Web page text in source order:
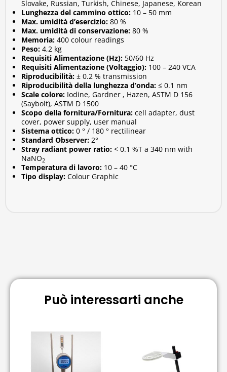
alla connessione Ethernet
Facile scambio degli adattatori per cuvette
Slovake, Russian, Turkish, Chinese, Japanese, Korean
Lunghezza del cammino ottico: 10 – 50 mm
Max. umidità d’esercizio: 80 %
Max. umidità di conservazione: 80 %
Memoria: 400 colour readings
Peso: 4,2 kg
Requisiti Alimentazione (Hz): 50/60 Hz
Requisiti Alimentazione (Voltaggio): 100 – 240 VCA
Riproducibilità: ± 0.2 % transmission
Riproducibilità della lunghezza d’onda: ≤ 0.1 nm
Scale colore: Iodine, Gardner , Hazen, ASTM D 156
(Saybolt), ASTM D 1500
Scopo della fornitura/Fornitura: cell adapter, dust
cover, power supply, user manual
Sistema ottico: 0 ° / 180 ° rectilinear
Standard Observer: 2°
Stray radiant power ratio: < 0.1 %T a 340 nm with
NaNO2
Temperatura di lavoro: 10 – 40 °C
Tipo display: Colour Graphic
Può interessarti anche